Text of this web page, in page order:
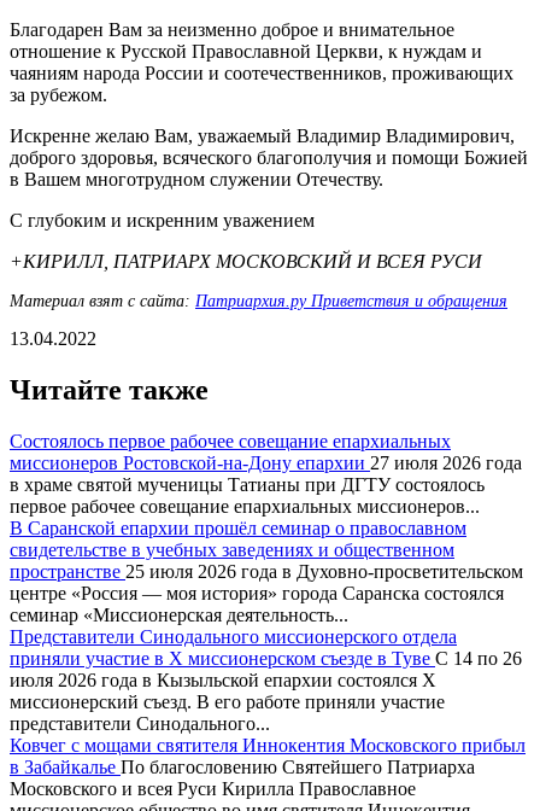
Благодарен Вам за неизменно доброе и внимательное
отношение к Русской Православной Церкви, к нуждам и
чаяниям народа России и соотечественников, проживающих
за рубежом.
Искренне желаю Вам, уважаемый Владимир Владимирович,
доброго здоровья, всяческого благополучия и помощи Божией
в Вашем многотрудном служении Отечеству.
С глубоким и искренним уважением
+КИРИЛЛ, ПАТРИАРХ МОСКОВСКИЙ И ВСЕЯ РУСИ
Материал взят с сайта: Патриархия.ру Приветствия и обращения
13.04.2022
Читайте также
Состоялось первое рабочее совещание епархиальных
миссионеров Ростовской-на-Дону епархии 27 июля 2026 года
в храме святой мученицы Татианы при ДГТУ состоялось
первое рабочее совещание епархиальных миссионеров...
В Саранской епархии прошёл семинар о православном
свидетельстве в учебных заведениях и общественном
пространстве 25 июля 2026 года в Духовно-просветительском
центре «Россия — моя история» города Саранска состоялся
семинар «Миссионерская деятельность...
Представители Синодального миссионерского отдела
приняли участие в X миссионерском съезде в Туве С 14 по 26
июля 2026 года в Кызыльской епархии состоялся X
миссионерский съезд. В его работе приняли участие
представители Синодального...
Ковчег с мощами святителя Иннокентия Московского прибыл
в Забайкалье По благословению Святейшего Патриарха
Московского и всея Руси Кирилла Православное